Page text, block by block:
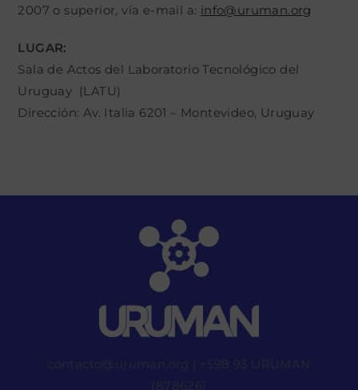
2007 o superior, vía e-mail a: info@uruman.org
LUGAR:
Sala de Actos del Laboratorio Tecnológico del
Uruguay (LATU)
Dirección: Av. Italia 6201 – Montevideo, Uruguay